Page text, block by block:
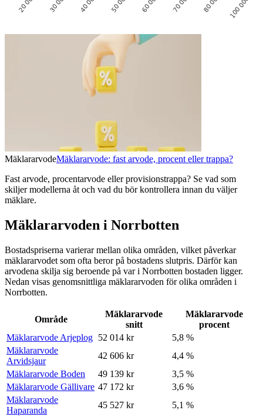
MäklararvodeMäklararvode: fast arvode, procent eller trappa?
Fast arvode, procentarvode eller provisionstrappa? Se vad som
skiljer modellerna åt och vad du bör kontrollera innan du väljer
mäklare.
Mäklararvoden i Norrbotten
Bostadspriserna varierar mellan olika områden, vilket påverkar
mäklararvodet som ofta beror på bostadens slutpris. Därför kan
arvodena skilja sig beroende på vari Norrbotten bostaden ligger.
Nedan visas genomsnittliga mäklararvoden för olika områden i
Norrbotten.
Område
Mäklararvode
snitt
Mäklararvode
procent
Mäklararvode Arjeplog 52 014 kr
5,8 %
Mäklararvode
Arvidsjaur
42 606 kr
4,4 %
Mäklararvode Boden
49 139 kr
3,5 %
Mäklararvode Gällivare 47 172 kr
3,6 %
Mäklararvode
Haparanda
45 527 kr
5,1 %